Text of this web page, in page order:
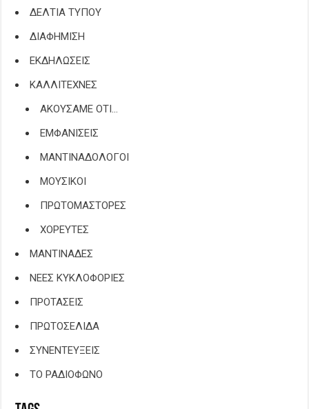
ΔΕΛΤΙΑ ΤΥΠΟΥ
ΔΙΑΦΗΜΙΣΗ
ΕΚΔΗΛΩΣΕΙΣ
ΚΑΛΛΙΤΕΧΝΕΣ
ΑΚΟΥΣΑΜΕ ΟΤΙ…
ΕΜΦΑΝΙΣΕΙΣ
ΜΑΝΤΙΝΑΔΟΛΟΓΟΙ
ΜΟΥΣΙΚΟΙ
ΠΡΩΤΟΜΑΣΤΟΡΕΣ
ΧΟΡΕΥΤΕΣ
ΜΑΝΤΙΝΑΔΕΣ
ΝΕΕΣ ΚΥΚΛΟΦΟΡΙΕΣ
ΠΡΟΤΑΣΕΙΣ
ΠΡΩΤΟΣΕΛΙΔΑ
ΣΥΝΕΝΤΕΥΞΕΙΣ
ΤΟ ΡΑΔΙΟΦΩΝΟ